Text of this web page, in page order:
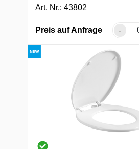
Art. Nr.: 43802
Preis auf Anfrage -